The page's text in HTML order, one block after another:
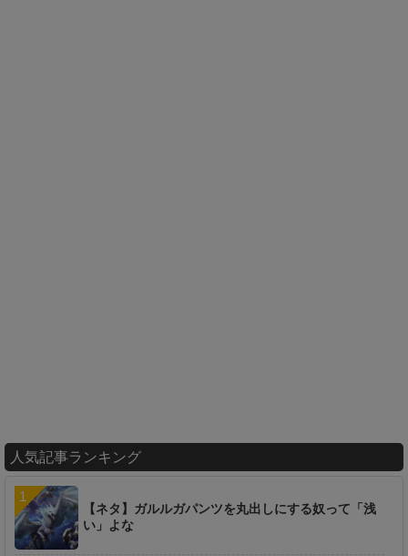
人気記事ランキング
【ネタ】ガルルガパンツを丸出しにする奴って「浅
い」よな